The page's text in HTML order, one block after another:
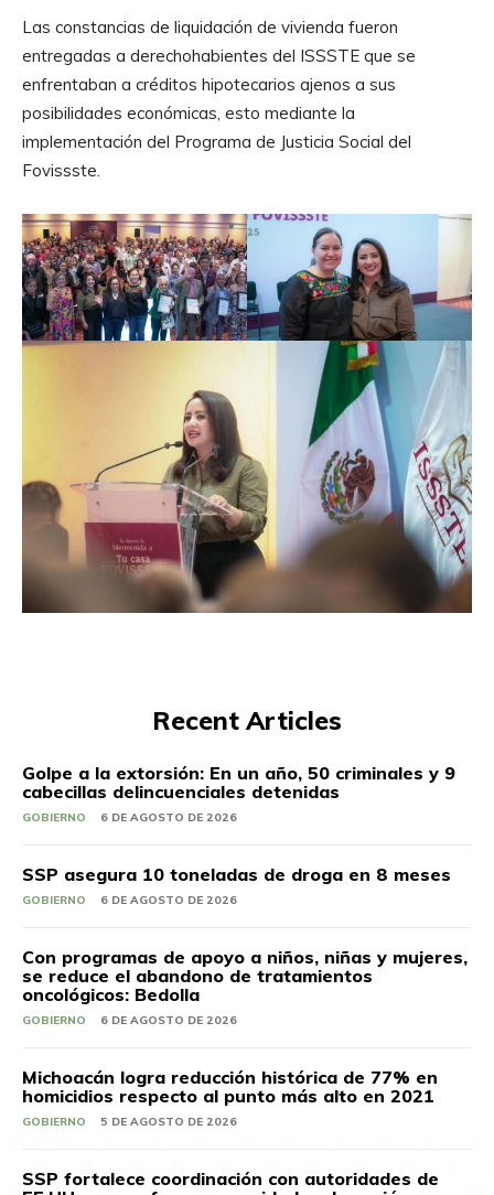
Las constancias de liquidación de vivienda fueron
entregadas a derechohabientes del ISSSTE que se
enfrentaban a créditos hipotecarios ajenos a sus
posibilidades económicas, esto mediante la
implementación del Programa de Justicia Social del
Fovissste.
Recent Articles
Golpe a la extorsión: En un año, 50 criminales y 9
cabecillas delincuenciales detenidas
GOBIERNO 6 DE AGOSTO DE 2026
SSP asegura 10 toneladas de droga en 8 meses
GOBIERNO 6 DE AGOSTO DE 2026
Con programas de apoyo a niños, niñas y mujeres,
se reduce el abandono de tratamientos
oncológicos: Bedolla
GOBIERNO 6 DE AGOSTO DE 2026
Michoacán logra reducción histórica de 77% en
homicidios respecto al punto más alto en 2021
GOBIERNO 5 DE AGOSTO DE 2026
SSP fortalece coordinación con autoridades de